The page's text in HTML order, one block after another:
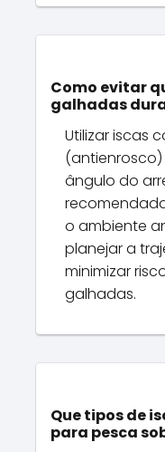
Como evitar
galhadas
Utilizar iscas
ângulo do
o ambiente
planejar a
minimizar
galhadas.
Que tipos de
para pesca